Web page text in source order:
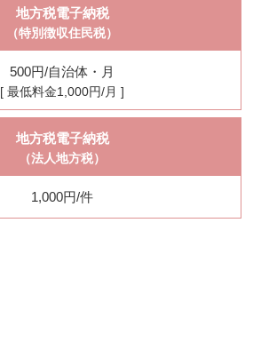
地方税電子納税
（特別徴収住民税）
500円/自治体・月
[ 最低料金1,000円/月 ]
地方税電子納税
（法人地方税）
1,000円/件